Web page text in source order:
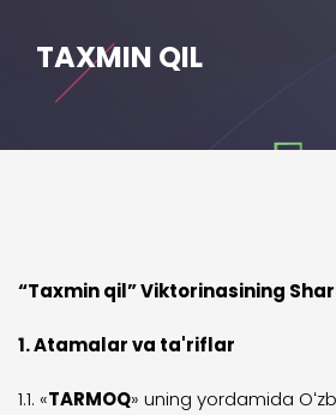
TAXMIN QIL
“Taxmin qil” Viktorinasining
1. Atamalar va ta'riflar
1.1. «TARMOQ» uning yordamida